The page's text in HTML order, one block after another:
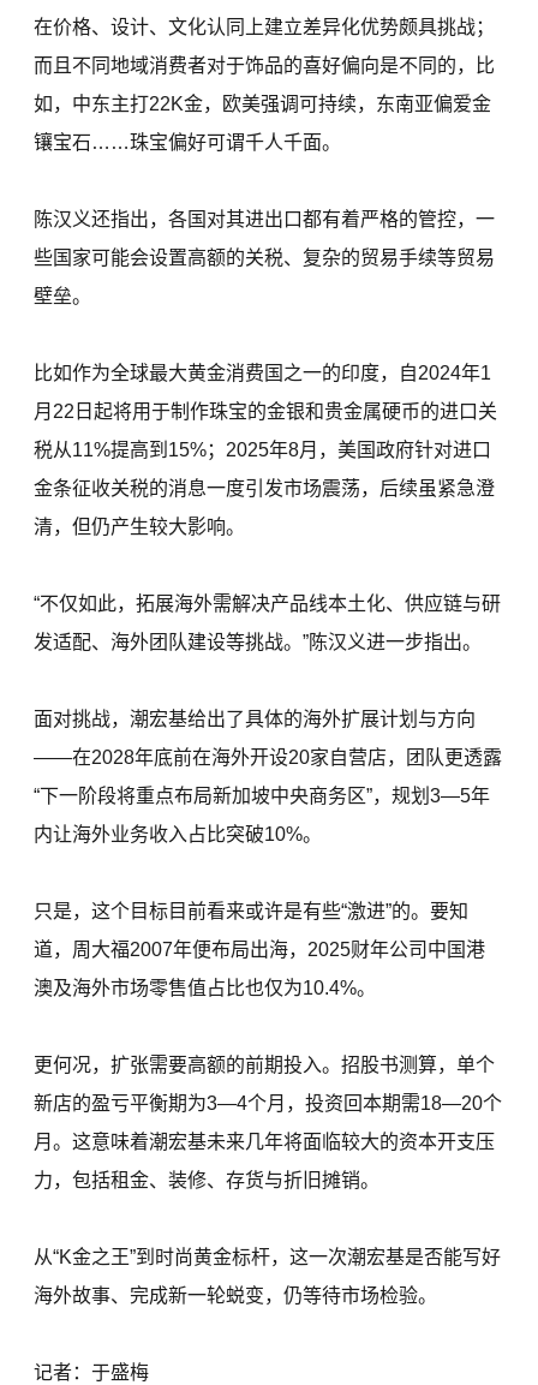
在价格、设计、文化认同上建立差异化优势颇具挑战；
而且不同地域消费者对于饰品的喜好偏向是不同的，比
如，中东主打22K金，欧美强调可持续，东南亚偏爱金
镶宝石……珠宝偏好可谓千人千面。
陈汉义还指出，各国对其进出口都有着严格的管控，一
些国家可能会设置高额的关税、复杂的贸易手续等贸易
壁垒。
比如作为全球最大黄金消费国之一的印度，自2024年1
月22日起将用于制作珠宝的金银和贵金属硬币的进口关
税从11%提高到15%；2025年8月，美国政府针对进口
金条征收关税的消息一度引发市场震荡，后续虽紧急澄
清，但仍产生较大影响。
“不仅如此，拓展海外需解决产品线本土化、供应链与研
发适配、海外团队建设等挑战。”陈汉义进一步指出。
面对挑战，潮宏基给出了具体的海外扩展计划与方向
——在2028年底前在海外开设20家自营店，团队更透露
“下一阶段将重点布局新加坡中央商务区”，规划3—5年
内让海外业务收入占比突破10%。
只是，这个目标目前看来或许是有些“激进”的。要知
道，周大福2007年便布局出海，2025财年公司中国港
澳及海外市场零售值占比也仅为10.4%。
更何况，扩张需要高额的前期投入。招股书测算，单个
新店的盈亏平衡期为3—4个月，投资回本期需18—20个
月。这意味着潮宏基未来几年将面临较大的资本开支压
力，包括租金、装修、存货与折旧摊销。
从“K金之王”到时尚黄金标杆，这一次潮宏基是否能写好
海外故事、完成新一轮蜕变，仍等待市场检验。
记者：于盛梅